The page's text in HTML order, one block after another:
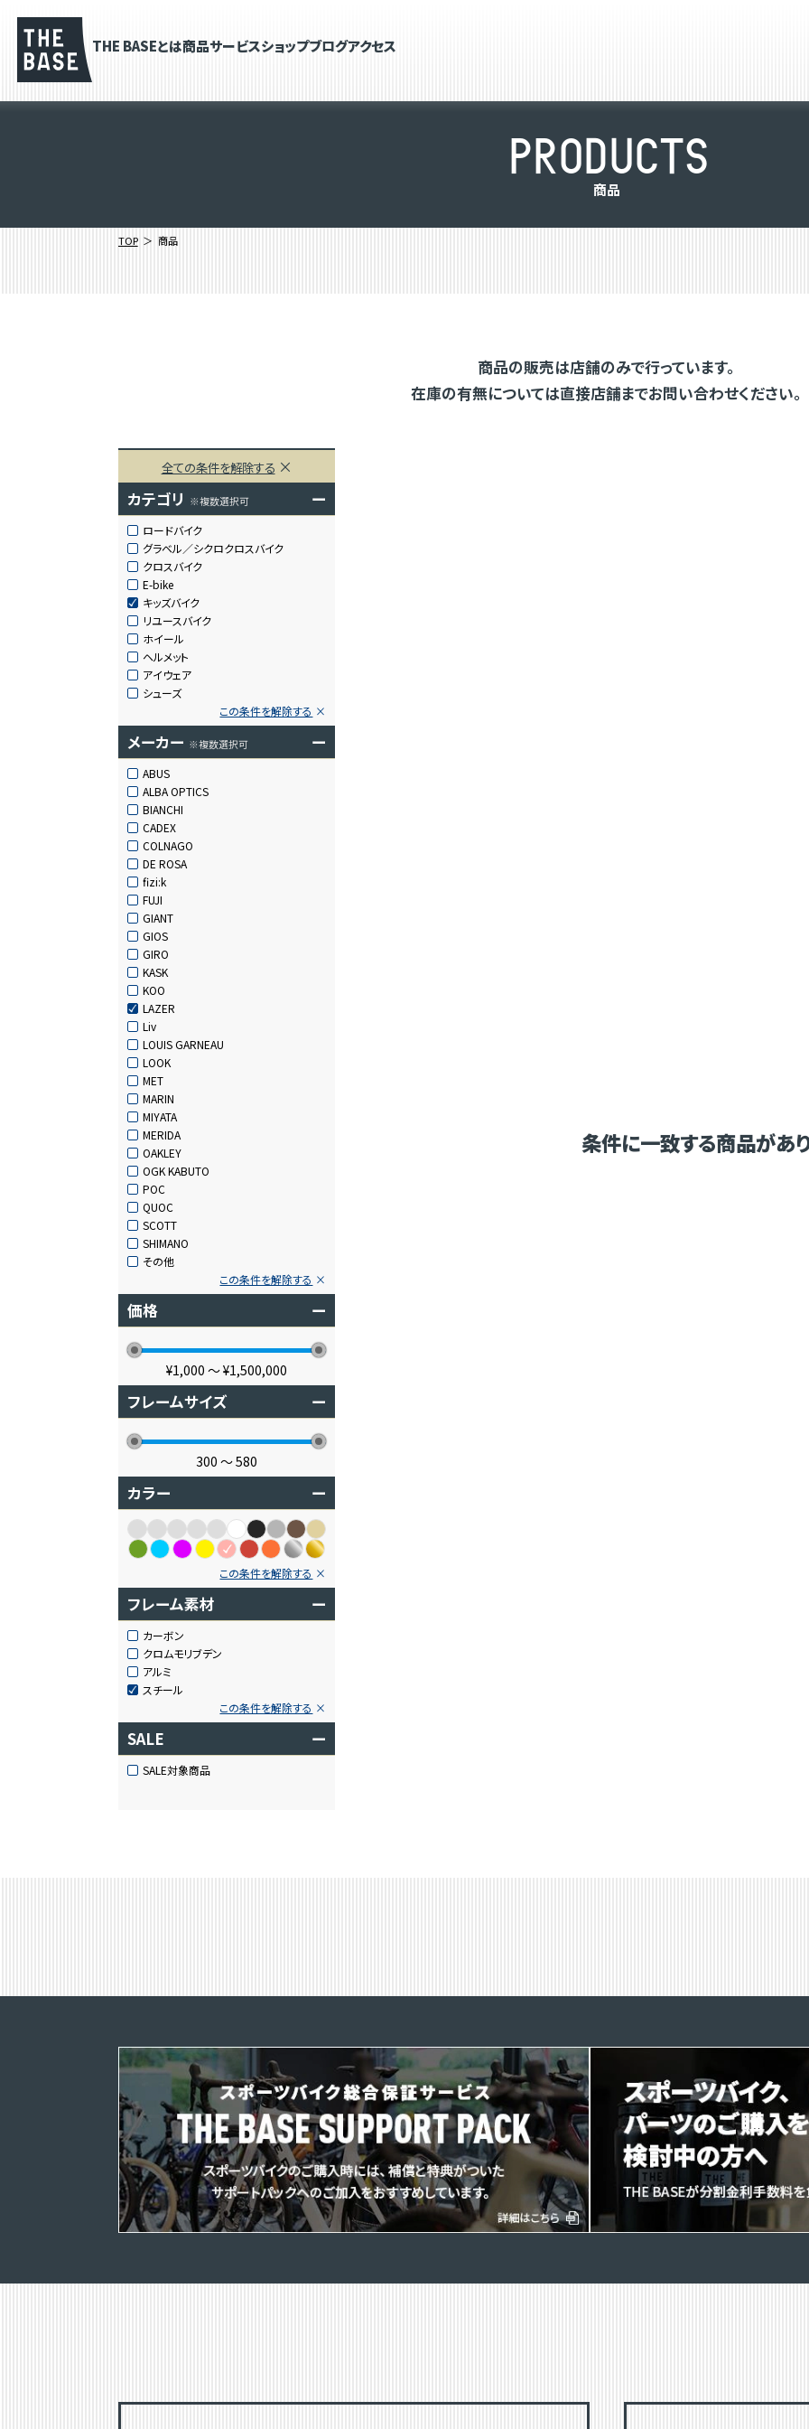
THE BASEとは商品サービスショップブログアクセス
PRODUCTS
商品
TOP 商品
商品の販売は店舗のみで行っています。
在庫の有無については直接店舗までお問い合わせください。
全ての条件を解除する
カテゴリ ※複数選択可 ー
ロードバイク
グラベル／シクロクロスバイク
クロスバイク
E-bike
キッズバイク
リユースバイク
ホイール
ヘルメット
アイウェア
シューズ
この条件を解除する
メーカー ※複数選択可 ー
ABUS
ALBA OPTICS
BIANCHI
CADEX
COLNAGO
DE ROSA
fizi:k
FUJI
GIANT
GIOS
GIRO
KASK
KOO
LAZER
Liv
LOUIS GARNEAU
LOOK
MET
MARIN
MIYATA
MERIDA
OAKLEY
OGK KABUTO
POC
QUOC
SCOTT
SHIMANO
その他
この条件を解除する
価格 ー
¥1,000 〜¥1,500,000
フレームサイズ ー
300 〜580
カラー ー
この条件を解除する
フレーム素材 ー
カーボン
クロムモリブデン
アルミ
スチール
この条件を解除する
SALE ー
SALE対象商品
条件に一致する商品があ